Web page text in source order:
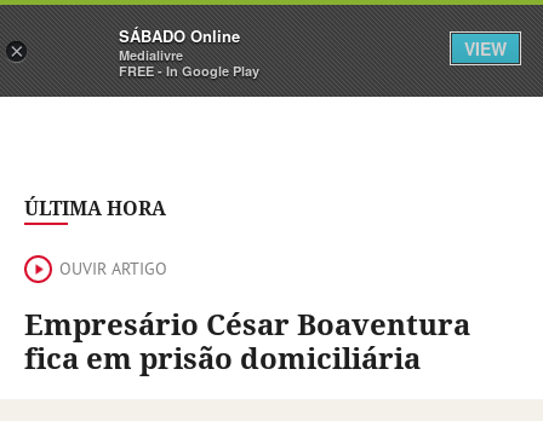
Sábado Assine Iniciar Sessão
ÚLTIMA HORA
OUVIR ARTIGO
Empresário César Boaventura
fica em prisão domiciliária
×
SÁBADO Online
Medialivre
FREE - In Google Play
VIEW